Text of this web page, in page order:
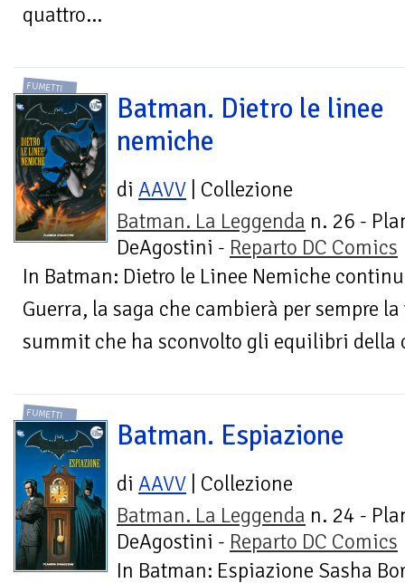
quattro...
FUMETTI
Batman. Dietro le linee
nemiche
di AAVV | Collezione
Batman. La Leggenda n. 26 -
DeAgostini - Reparto DC Comics
In Batman: Dietro le Linee Nemiche
Guerra, la saga che cambierà per sempre
summit che ha sconvolto gli equilibri della
FUMETTI
Batman. Espiazione
di AAVV | Collezione
Batman. La Leggenda n. 24 -
DeAgostini - Reparto DC Comics
In Batman: Espiazione Sasha